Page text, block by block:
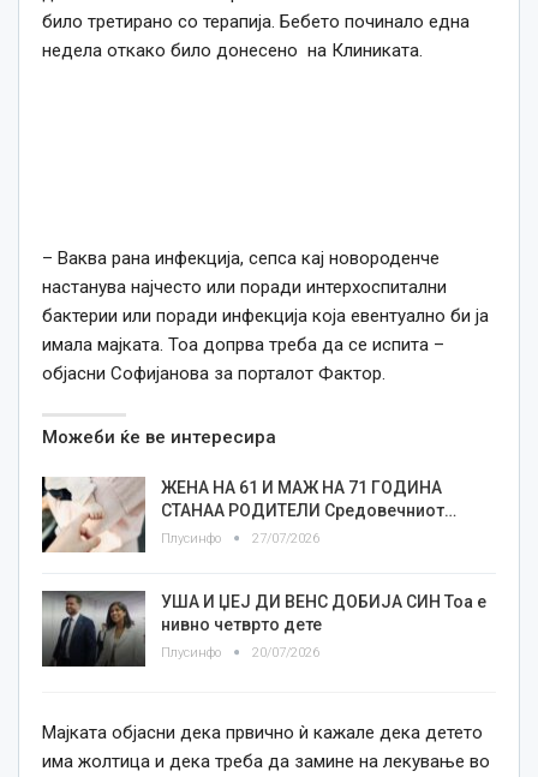
било третирано со терапија. Бебето починало една
недела откако било донесено на Клиниката.
– Ваква рана инфекција, сепса кај новороденче
настанува најчесто или поради интерхоспитални
бактерии или поради инфекција која евентуално би ја
имала мајката. Тоа допрва треба да се испита –
објасни Софијанова за порталот Фактор.
Можеби ќе ве интересира
ЖЕНА НА 61 И МАЖ НА 71 ГОДИНА
СТАНАА РОДИТЕЛИ Средовечниот…
Плусинфо 27/07/2026
УША И ЏЕЈ ДИ ВЕНС ДОБИЈА СИН Тоа е
нивно четврто дете
Плусинфо 20/07/2026
Мајката објасни дека првично ѝ кажале дека детето
има жолтица и дека треба да замине на лекување во